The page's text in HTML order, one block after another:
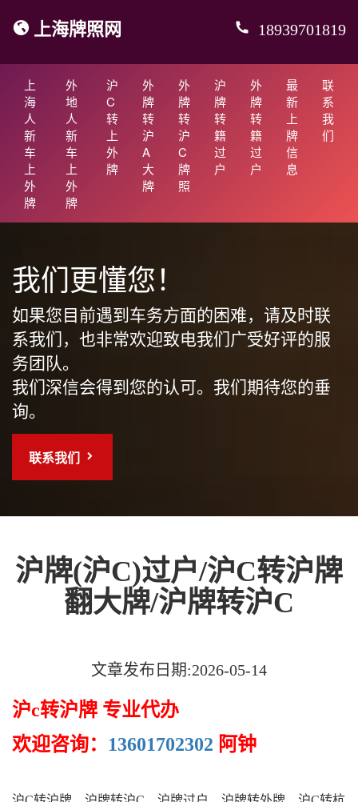
上海牌照网 18939701819
上
海
人
新
车
上
外
牌
外
地
人
新
车
上
外
牌
沪
C
转
上
外
牌
外
牌
转
沪
A
大
牌
外
牌
转
沪
C
牌
照
沪
牌
转
籍
过
户
外
牌
转
籍
过
户
最
新
上
牌
信
息
联
系
我
们
我们更懂您！
如果您目前遇到车务方面的困难，请及时联
系我们，也非常欢迎致电我们广受好评的服
务团队。
我们深信会得到您的认可。我们期待您的垂
询。
联系我们
沪牌(沪C)过户/沪C转沪牌
翻大牌/沪牌转沪C
文章发布日期:2026-05-14
沪c转沪牌 专业代办
欢迎咨询： 13601702302 阿钟